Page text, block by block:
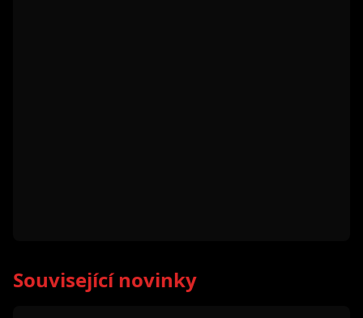
Související novinky